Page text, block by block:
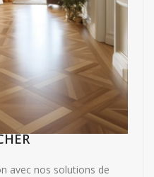
avec nos solutions de